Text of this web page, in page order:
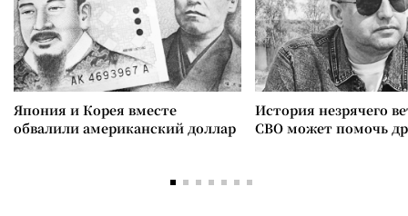
Япония и Корея вместе
обвалили американский доллар
История незрячего
СВО может помочь